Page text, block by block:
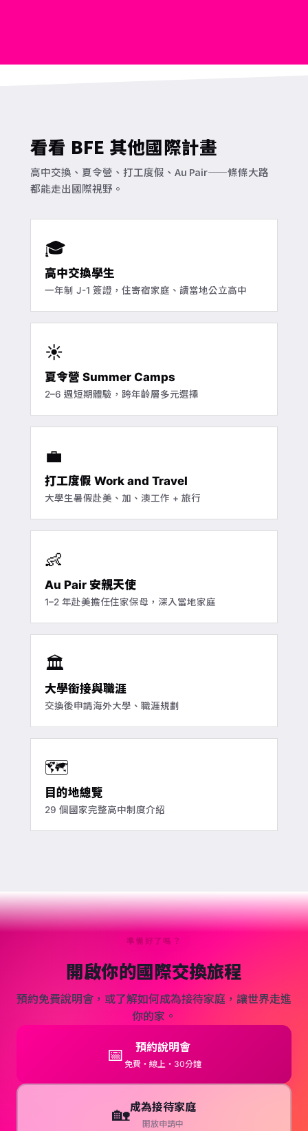
看看 BFE 其他國際計畫
高中交換、夏令營、打工度假、Au Pair——條條大路
都能走出國際視野。
🎓
高中交換學生
一年制 J-1 簽證，住寄宿家庭、讀當地公立高中
☀️
夏令營 Summer Camps
2–6 週短期體驗，跨年齡層多元選擇
💼
打工度假 Work and Travel
大學生暑假赴美、加、澳工作 + 旅行
👶
Au Pair 安親天使
1–2 年赴美擔任住家保母，深入當地家庭
🏛️
大學銜接與職涯
交換後申請海外大學、職涯規劃
🗺️
目的地總覽
29 個國家完整高中制度介紹
準備好了嗎？
開啟你的國際交換旅程
預約免費說明會，或了解如何成為接待家庭，讓世界走進
你的家。
📅 預約說明會
免費・線上・30分鐘
🏡成為接待家庭
開放申請中